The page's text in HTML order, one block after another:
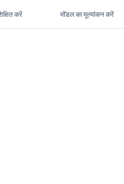
करें मॉडल का मूल्यांकन करें